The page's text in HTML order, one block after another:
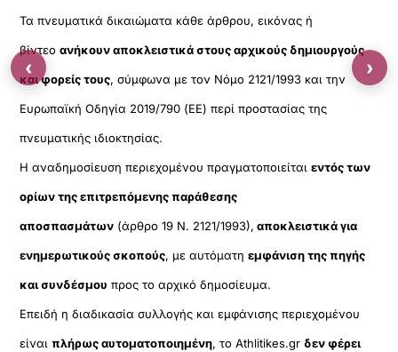
Τα πνευματικά δικαιώματα κάθε άρθρου, εικόνας ή
βίντεοανήκουν αποκλειστικά στους αρχικούς δημιουργούς
και φορείς τους, σύμφωνα με τον Νόμο 2121/1993 και την
Ευρωπαϊκή Οδηγία 2019/790 (ΕΕ) περί προστασίας της
πνευματικής ιδιοκτησίας.
Η αναδημοσίευση περιεχομένου πραγματοποιείταιεντός των
ορίων της επιτρεπόμενης παράθεσης
αποσπασμάτων (άρθρο 19 Ν. 2121/1993), αποκλειστικά για
ενημερωτικούς σκοπούς, με αυτόματηεμφάνιση της πηγής
και συνδέσμου προς το αρχικό δημοσίευμα.
Επειδή η διαδικασία συλλογής και εμφάνισης περιεχομένου
είναιπλήρως αυτοματοποιημένη, το Athlitikes.gr δεν φέρει
‹ ›